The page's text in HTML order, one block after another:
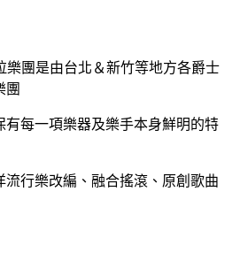
樂團是由台北＆新竹等地方各爵士
團
有每一項樂器及樂手本身鮮明的特
行樂改編、融合搖滾、原創歌曲